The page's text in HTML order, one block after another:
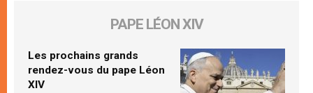
PAPE LÉON XIV
Les prochains grands
rendez-vous du pape Léon
XIV